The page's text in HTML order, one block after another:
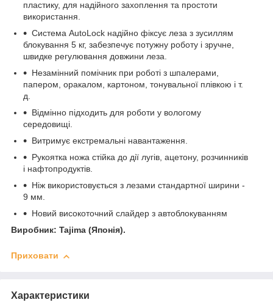
пластику, для надійного захоплення та простоти
використання.
Система AutoLock надійно фіксує леза з зусиллям
блокування 5 кг, забезпечує потужну роботу і зручне,
швидке регулювання довжини леза.
Незамінний помічник при роботі з шпалерами,
папером, оракалом, картоном, тонувальної плівкою і т.
д.
Відмінно підходить для роботи у вологому
середовищі.
Витримує екстремальні навантаження.
Рукоятка ножа стійка до дії лугів, ацетону, розчинників
і нафтопродуктів.
Ніж використовується з лезами стандартної ширини -
9 мм.
Новий високоточний слайдер з автоблокуванням
Виробник: Tajima (Японія).
Приховати
Характеристики